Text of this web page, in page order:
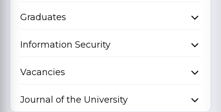
Graduates
Information Security
Vacancies
Journal of the University